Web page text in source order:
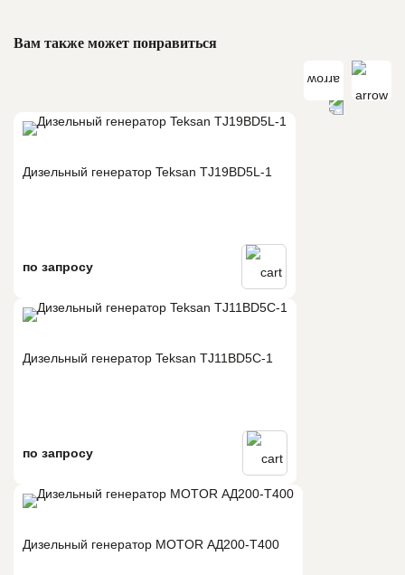
Вам также может понравиться
Дизельный генератор Teksan TJ19BD5L-1
по запросу
Дизельный генератор Teksan TJ11BD5C-1
по запросу
Дизельный генератор MOTOR АД200-T400